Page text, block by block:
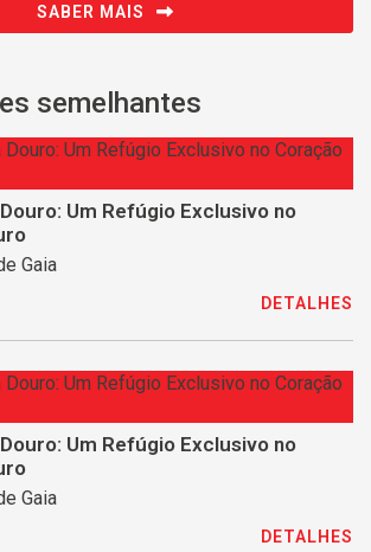
SABER MAIS
semelhantes
Um Refúgio Exclusivo no
Gaia
DETALHES
Um Refúgio Exclusivo no
Gaia
DETALHES